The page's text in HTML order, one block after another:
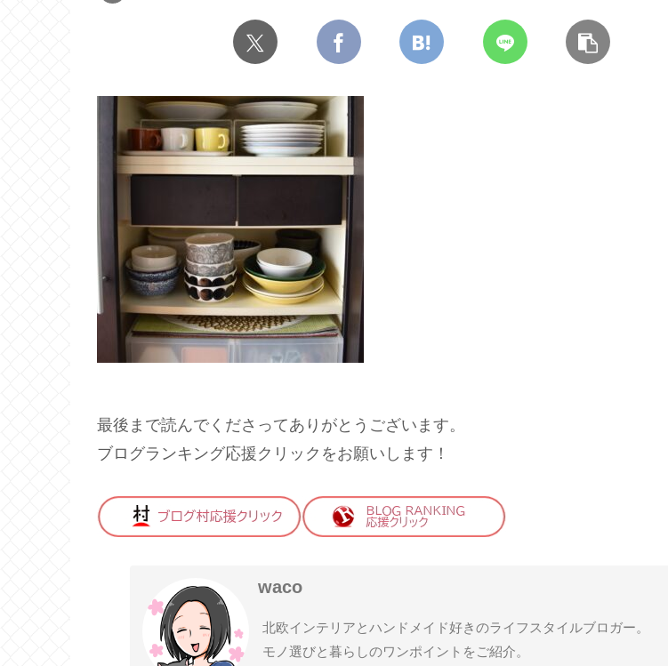
最後まで読んでくださってありがとうございます。
ブログランキング応援クリックをお願いします！
waco
北欧インテリアとハンドメイド好きのライフスタイルブロガー。
モノ選びと暮らしのワンポイントをご紹介。